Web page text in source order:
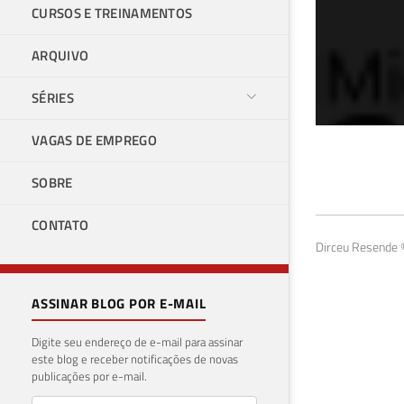
CURSOS E TREINAMENTOS
ARQUIVO
SÉRIES
VAGAS DE EMPREGO
SOBRE
CONTATO
ASSINAR BLOG POR E-MAIL
Digite seu endereço de e-mail para assinar
este blog e receber notificações de novas
publicações por e-mail.
09 de
Dirceu